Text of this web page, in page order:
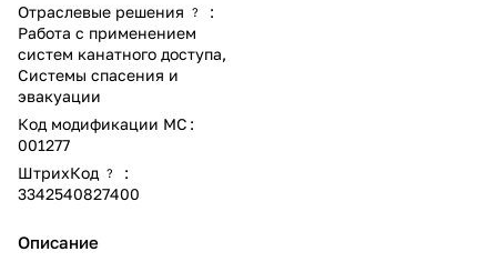
Отраслевые решения
?
:
Работа с применением
систем канатного доступа,
Системы спасения и
эвакуации
Код модификации МС :
001277
ШтрихКод ?
:
3342540827400
Описание